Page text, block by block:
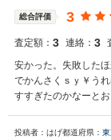
総合評価 3
査定額： 3 連絡： 3
安かった。失敗した
でかんさくｓｙ￥う
すすぎたのかなーと
投稿者：はげ都道府県：